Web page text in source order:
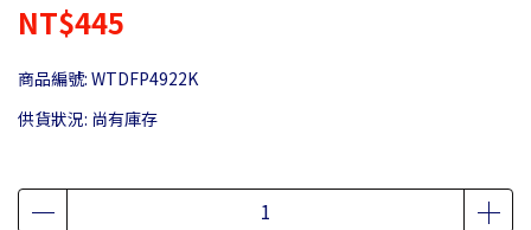
NT$445
商品編號: WTDFP4922K
供貨狀況: 尚有庫存